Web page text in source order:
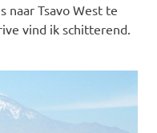
naar Tsavo West te
vind ik schitterend.